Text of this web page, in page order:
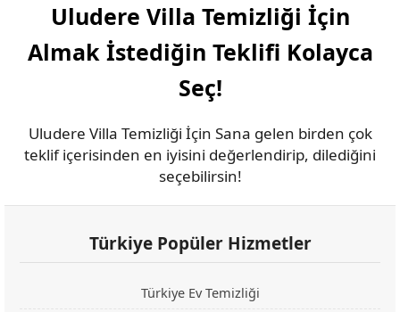
Uludere Villa Temizliği İçin
Almak İstediğin Teklifi Kolayca
Seç!
Uludere Villa Temizliği İçin Sana gelen birden çok
teklif içerisinden en iyisini değerlendirip, dilediğini
seçebilirsin!
Türkiye Popüler Hizmetler
Türkiye Ev Temizliği